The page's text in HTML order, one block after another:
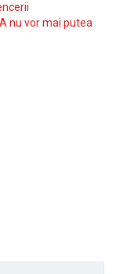
nu vor mai putea